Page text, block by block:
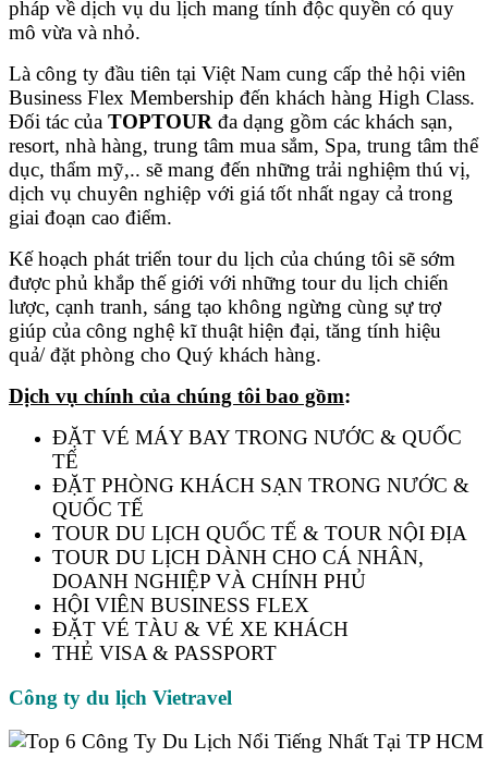
pháp về dịch vụ du lịch mang tính độc quyền có quy
mô vừa và nhỏ.
Là công ty đầu tiên tại Việt Nam cung cấp thẻ hội viên
Business Flex Membership đến khách hàng High Class.
Đối tác của TOPTOUR đa dạng gồm các khách sạn,
resort, nhà hàng, trung tâm mua sắm, Spa, trung tâm thể
dục, thẩm mỹ,.. sẽ mang đến những trải nghiệm thú vị,
dịch vụ chuyên nghiệp với giá tốt nhất ngay cả trong
giai đoạn cao điểm.
Kế hoạch phát triển tour du lịch của chúng tôi sẽ sớm
được phủ khắp thế giới với những tour du lịch chiến
lược, cạnh tranh, sáng tạo không ngừng cùng sự trợ
giúp của công nghệ kĩ thuật hiện đại, tăng tính hiệu
quả/ đặt phòng cho Quý khách hàng.
Dịch vụ chính của chúng tôi bao gồm:
ĐẶT VÉ MÁY BAY TRONG NƯỚC & QUỐC
TẾ
ĐẶT PHÒNG KHÁCH SẠN TRONG NƯỚC &
QUỐC TẾ
TOUR DU LỊCH QUỐC TẾ & TOUR NỘI ĐỊA
TOUR DU LỊCH DÀNH CHO CÁ NHÂN,
DOANH NGHIỆP VÀ CHÍNH PHỦ
HỘI VIÊN BUSINESS FLEX
ĐẶT VÉ TÀU & VÉ XE KHÁCH
THẺ VISA & PASSPORT
Công ty du lịch Vietravel